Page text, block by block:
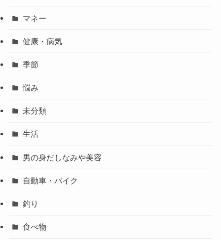
マネー
健康・病気
季節
悩み
未分類
生活
男の身だしなみや美容
自動車・バイク
釣り
食べ物